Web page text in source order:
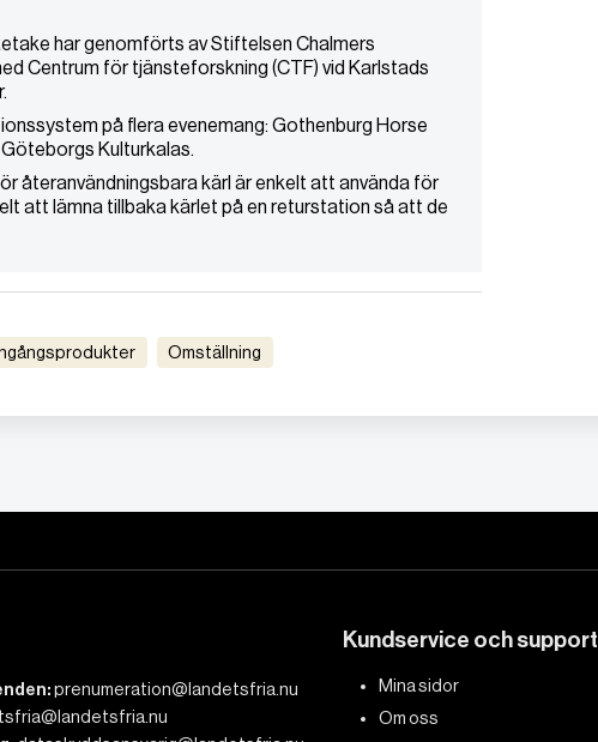
har genomförts av Stiftelsen Chalmers
Centrum för tjänsteforskning (CTF) vid Karlstads
på flera evenemang: Gothenburg Horse
Kulturkalas.
återanvändningsbara kärl är enkelt att använda för
att lämna tillbaka kärlet på en returstation så att de
Omställning
prenumeration@landetsfria.nu
Kundservice och support
Mina sidor
Om oss